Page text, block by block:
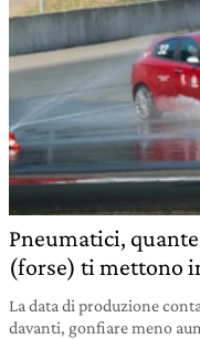
Pneumatici,
(forse) ti mettono
La data di produzione
davanti, gonfiare meno